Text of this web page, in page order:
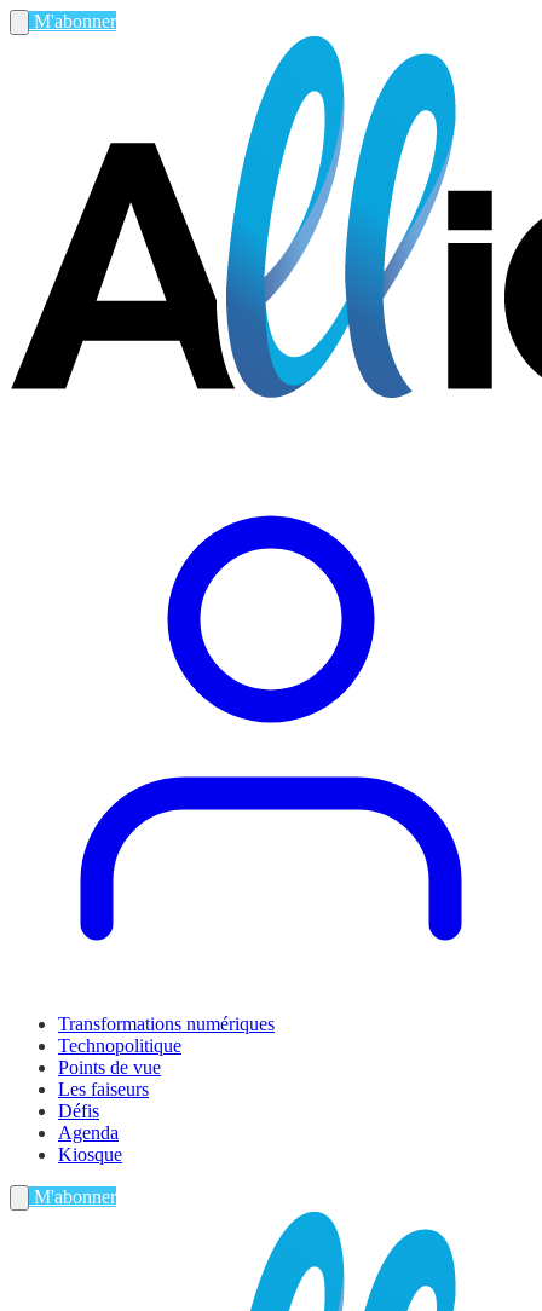
M'abonner
Transformations numériques
Technopolitique
Points de vue
Les faiseurs
Défis
Agenda
Kiosque
M'abonner